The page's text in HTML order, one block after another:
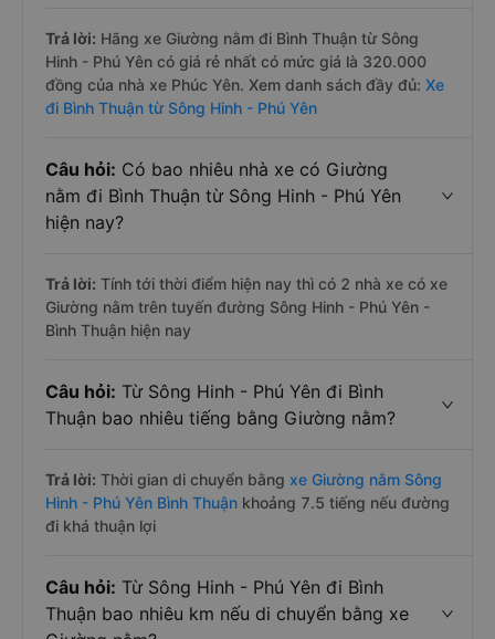
Trả lời: Hãng xe Giường nằm đi Bình Thuận từ Sông
Hinh - Phú Yên có giá rẻ nhất có mức giá là 320.000
đồng của nhà xe Phúc Yên. Xem danh sách đầy đủ: Xe
đi Bình Thuận từ Sông Hinh - Phú Yên
Câu hỏi: Có bao nhiêu nhà xe có Giường
nằm đi Bình Thuận từ Sông Hinh - Phú Yên
hiện nay?
Trả lời: Tính tới thời điểm hiện nay thì có 2 nhà xe có xe
Giường nằm trên tuyến đường Sông Hinh - Phú Yên -
Bình Thuận hiện nay
Câu hỏi: Từ Sông Hinh - Phú Yên đi Bình
Thuận bao nhiêu tiếng bằng Giường nằm?
Trả lời: Thời gian di chuyển bằng xe Giường nằm Sông
Hinh - Phú Yên Bình Thuận khoảng 7.5 tiếng nếu đường
đi khá thuận lợi
Câu hỏi: Từ Sông Hinh - Phú Yên đi Bình
Thuận bao nhiêu km nếu di chuyển bằng xe